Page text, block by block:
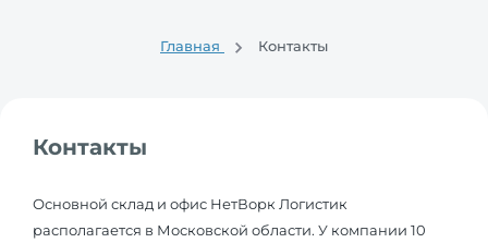
Главная Контакты
Контакты
Основной склад и офис НетВорк Логистик
располагается в Московской области. У компании 10